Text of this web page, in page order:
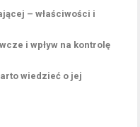
– właściwości i
i wpływ na kontrolę
wiedzieć o jej